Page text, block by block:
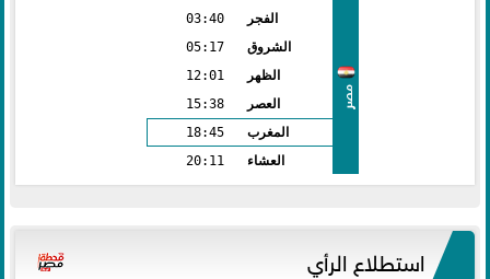
مصر
الفجر
03:40
الشروق
05:17
الظهر
12:01
العصر
15:38
المغرب
18:45
العشاء
20:11
استطلاع الرأي